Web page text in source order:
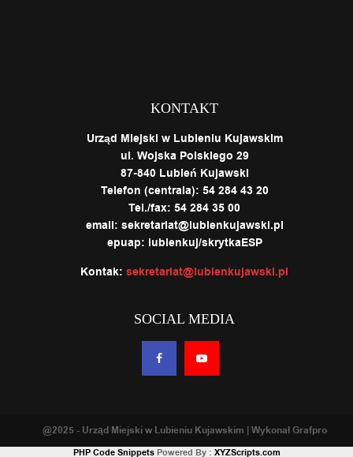
KONTAKT
Urząd Miejski w Lubieniu Kujawskim
ul. Wojska Polskiego 29
87-840 Lubień Kujawski
Telefon (centrala): 54 284 43 20
Tel./fax: 54 284 35 00
email: sekretariat@lubienkujawski.pl
epuap: lubienkuj/skrytkaESP
Kontak: sekretariat@lubienkujawski.pl
SOCIAL MEDIA
@2025 - Urząd Miejski w Lubieniu Kujawskim | Wykonał Grafpro
PHP Code SnippetsPowered By : XYZScripts.com